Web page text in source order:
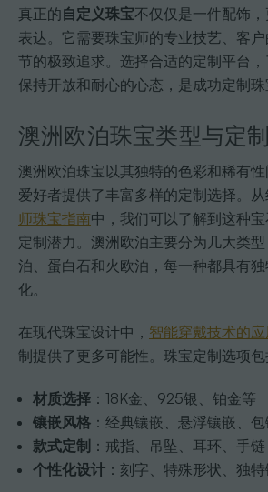
真正的自定义珠宝不仅仅是一件配饰
表达。它需要珠宝师的专业技艺、客
节的极致追求。选择合适的定制平台
保持开放和耐心的心态，是成功定制珠
澳洲欧泊珠宝类型与定
澳洲欧泊珠宝以其独特的色彩和稀有
爱好者提供了丰富多样的定制选择。
师珠宝指南中，我们可以了解到这种
定制潜力。澳洲欧泊主要分为几大类
泊、蛋白石和火欧泊，每一种都具有
化。
在现代珠宝设计中， 智能穿戴技术的应
制提供了更多可能性。珠宝定制选项包
材质选择 ：18K金、925银、铂金等
镶嵌风格 ：经典镶嵌、悬浮镶嵌、
款式定制 ：戒指、吊坠、耳环、手链
个性化设计 ：刻字、特殊形状、独